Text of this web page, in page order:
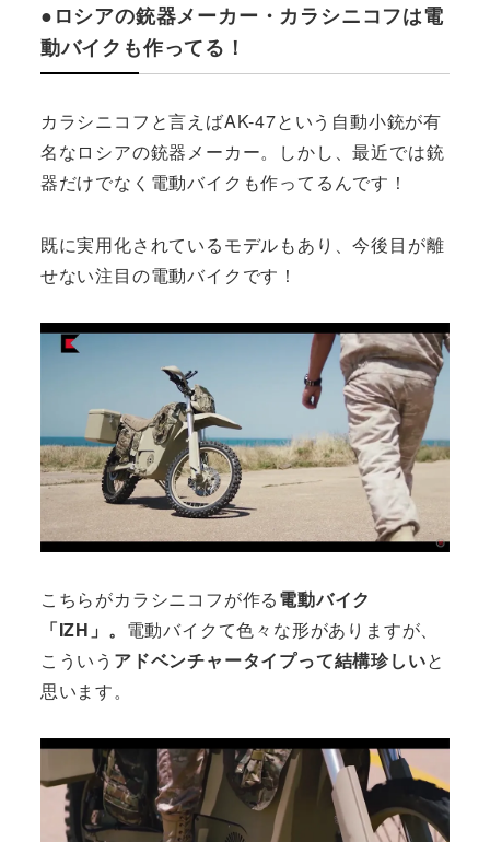
●ロシアの銃器メーカー・カラシニコフは電
動バイクも作ってる！
カラシニコフと言えばAK-47という自動小銃が有
名なロシアの銃器メーカー。しかし、最近では銃
器だけでなく電動バイクも作ってるんです！
既に実用化されているモデルもあり、今後目が離
せない注目の電動バイクです！
こちらがカラシニコフが作る電動バイク
「IZH」。 電動バイクて色々な形がありますが、
こういう アドベンチャータイプって結構珍しいと
思います。